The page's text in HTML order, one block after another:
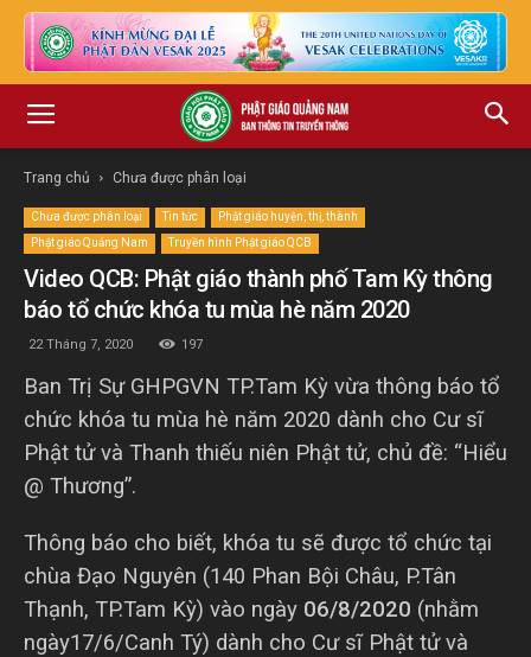
Trang chủ Chưa được phân loại
Chưa được phân loại Tin tức
Phật giáo huyện, thị, thành
Phật giáo Quảng Nam
Truyền hình Phật giáo QCB
Video QCB: Phật giáo thành phố Tam Kỳ thông
báo tổ chức khóa tu mùa hè năm 2020
22 Tháng 7, 2020 197
Ban Trị Sự GHPGVN TP.Tam Kỳ vừa thông báo tổ
chức khóa tu mùa hè năm 2020 dành cho Cư sĩ
Phật tử và Thanh thiếu niên Phật tử, chủ đề: “Hiểu
@ Thương”.
Thông báo cho biết, khóa tu sẽ được tổ chức tại
chùa Đạo Nguyên (140 Phan Bội Châu, P.Tân
Thạnh, TP.Tam Kỳ) vào ngày 06/8/2020 (nhằm
ngày17/6/Canh Tý) dành cho Cư sĩ Phật tử và